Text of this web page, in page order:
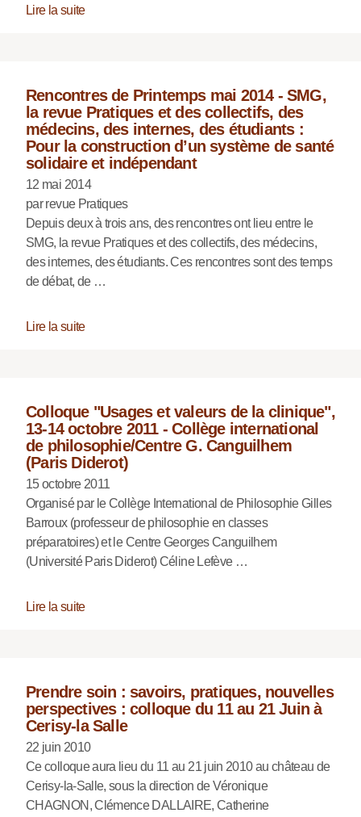
Lire la suite
Rencontres de Printemps mai 2014 - SMG,
la revue Pratiques et des collectifs, des
médecins, des internes, des étudiants :
Pour la construction d’un système de santé
solidaire et indépendant
12 mai 2014
par revue Pratiques
Depuis deux à trois ans, des rencontres ont lieu entre le
SMG, la revue Pratiques et des collectifs, des médecins,
des internes, des étudiants. Ces rencontres sont des temps
de débat, de …
Lire la suite
Colloque "Usages et valeurs de la clinique",
13-14 octobre 2011 - Collège international
de philosophie/Centre G. Canguilhem
(Paris Diderot)
15 octobre 2011
Organisé par le Collège International de Philosophie Gilles
Barroux (professeur de philosophie en classes
préparatoires) et le Centre Georges Canguilhem
(Université Paris Diderot) Céline Lefève …
Lire la suite
Prendre soin : savoirs, pratiques, nouvelles
perspectives : colloque du 11 au 21 Juin à
Cerisy-la Salle
22 juin 2010
Ce colloque aura lieu du 11 au 21 juin 2010 au château de
Cerisy-la-Salle, sous la direction de Véronique
CHAGNON, Clémence DALLAIRE, Catherine